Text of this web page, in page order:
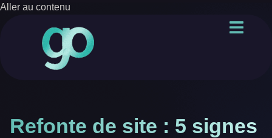
Aller au contenu
Refonte de site : 5 signes